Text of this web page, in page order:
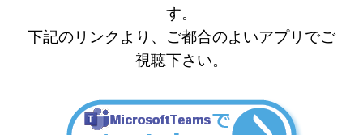
す。
下記のリンクより、ご都合のよいアプリでご
視聴下さい。